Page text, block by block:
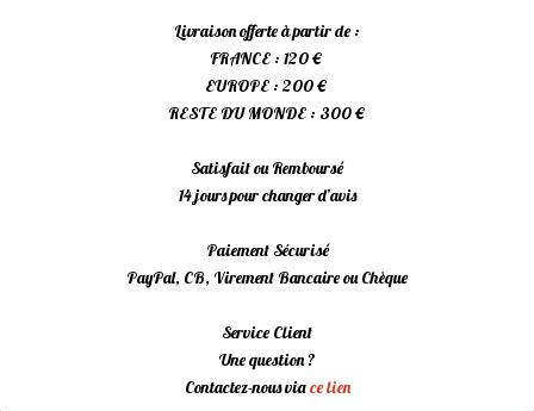
Livraison offerte à partir de :
FRANCE : 120 €
EUROPE : 200 €
RESTE DU MONDE : 300 €
Satisfait ou Remboursé
14 jours pour changer d’avis
Paiement Sécurisé
PayPal, CB, Virement Bancaire ou Chèque
Service Client
Une question ?
Contactez-nous viace lien